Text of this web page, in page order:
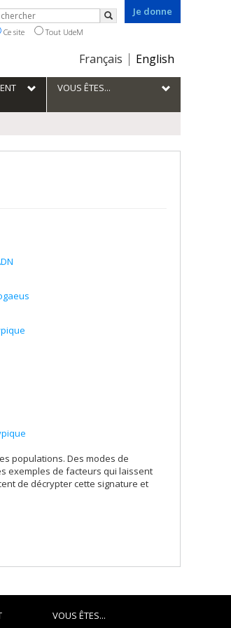
Je donne
Choix
la
langue
Français English
Rechercher
Ce site Tout UdeM
VOUS ÊTES...
populations. Des modes de
exemples de facteurs qui laissent
de décrypter cette signature et
VOUS ÊTES...